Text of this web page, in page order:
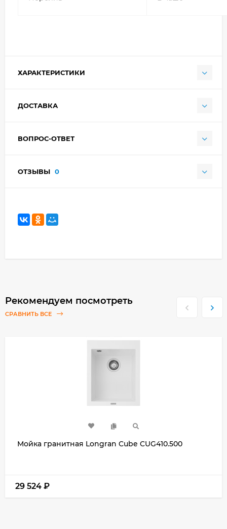
ХАРАКТЕРИСТИКИ
ДОСТАВКА
ВОПРОС-ОТВЕТ
ОТЗЫВЫ 0
Рекомендуем посмотреть
СРАВНИТЬ ВСЕ
Мойка гранитная Longran Cube CUG410.500
29 524 ₽